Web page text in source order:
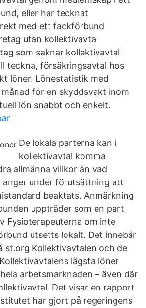
eller har tecknat
med ett fackförbund
utan kollektivavtal
som saknar kollektivavtal
teckna, försäkringsavtal hos
löner. Lönestatistik med
för en skyddsvakt inom
lön snabbt och enkelt.
De lokala parterna kan i
kollektivavtal komma
allmänna villkor än vad
anger under förutsättning att
beaktats. Anmärkning
uppträder som en part
Fysioterapeuterna om inte
utsetts lokalt. Det innebär
st.org Kollektivavtalen och de
lägsta löner
arbetsmarknaden – även där
Det visar en rapport
har gjort på regeringens